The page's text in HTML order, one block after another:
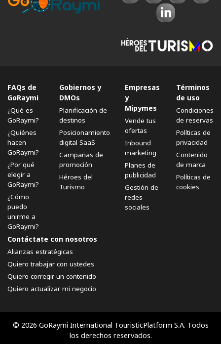
FAQs de
GoRaymi
¿Qué es
GoRaymi?
¿Quiénes
hacen
GoRaymi?
¿Por qué
elegir a
GoRaymi?
¿Cómo
puedo
unirme a
GoRaymi?
Gobiernos y
DMOs
Planificación de
destinos
Posicionamiento
digital SaaS
Campañas de
promoción
Héroes del
Turismo
Empresas
y
Mipymes
Vende tus
ofertas
Inbound
marketing
Planes de
publicidad
Gestión de
redes
sociales
Términos
de uso
Condiciones
de reservas
Políticas de
privacidad
Contenido
de marca
Políticas de
cookies
Contáctate con nosotros
Alianzas estratégicas
Quiero trabajar con ustedes
Quiero corregir un contenido
Quiero actualizar mi negocio
© 2026 GoRaymi International TouristicPlatform S.A. Todos
los derechos reservados.